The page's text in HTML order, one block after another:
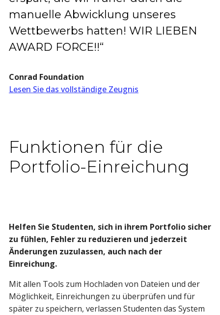
manuelle Abwicklung unseres
Wettbewerbs hatten! WIR LIEBEN
AWARD FORCE!!“
Conrad Foundation
Lesen Sie das vollständige Zeugnis
Funktionen für die
Portfolio-Einreichung
Helfen Sie Studenten, sich in ihrem Portfolio sicher
zu fühlen, Fehler zu reduzieren und jederzeit
Änderungen zuzulassen, auch nach der
Einreichung.
Mit allen Tools zum Hochladen von Dateien und der
Möglichkeit, Einreichungen zu überprüfen und für
später zu speichern, verlassen Studenten das System